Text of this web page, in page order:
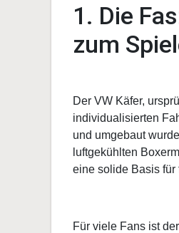
1. Die
zum
Der VW Käfer,
individualisierten
und umgebaut
luftgekühlten
eine solide Basis für
Für viele Fans ist